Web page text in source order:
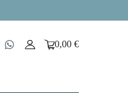
Carro
0,00€